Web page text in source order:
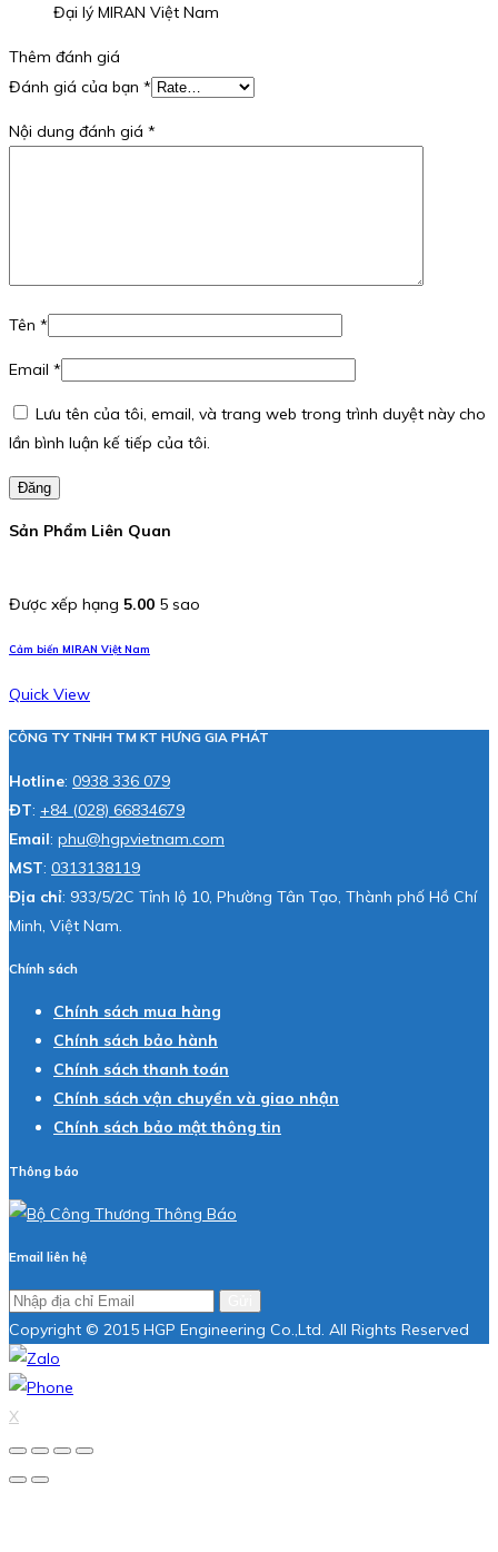
Đại lý MIRAN Việt Nam
Thêm đánh giá
Đánh giá của bạn *
Nội dung đánh giá *
Tên *
Email *
Lưu tên của tôi, email, và trang web trong trình duyệt này cho
lần bình luận kế tiếp của tôi.
Đăng
Sản Phẩm Liên Quan
Được xếp hạng 5.00 5 sao
Cảm biến MIRAN Việt Nam
Quick View
CÔNG TY TNHH TM KT HƯNG GIA PHÁT
Hotline: 0938 336 079
ĐT: +84 (028) 66834679
Email: phu@hgpvietnam.com
MST: 0313138119
Địa chỉ: 933/5/2C Tỉnh lộ 10, Phường Tân Tạo, Thành phố Hồ Chí
Minh, Việt Nam.
Chính sách
Chính sách mua hàng
Chính sách bảo hành
Chính sách thanh toán
Chính sách vận chuyển và giao nhận
Chính sách bảo mật thông tin
Thông báo
Email liên hệ
Copyright © 2015 HGP Engineering Co.,Ltd. All Rights Reserved
X